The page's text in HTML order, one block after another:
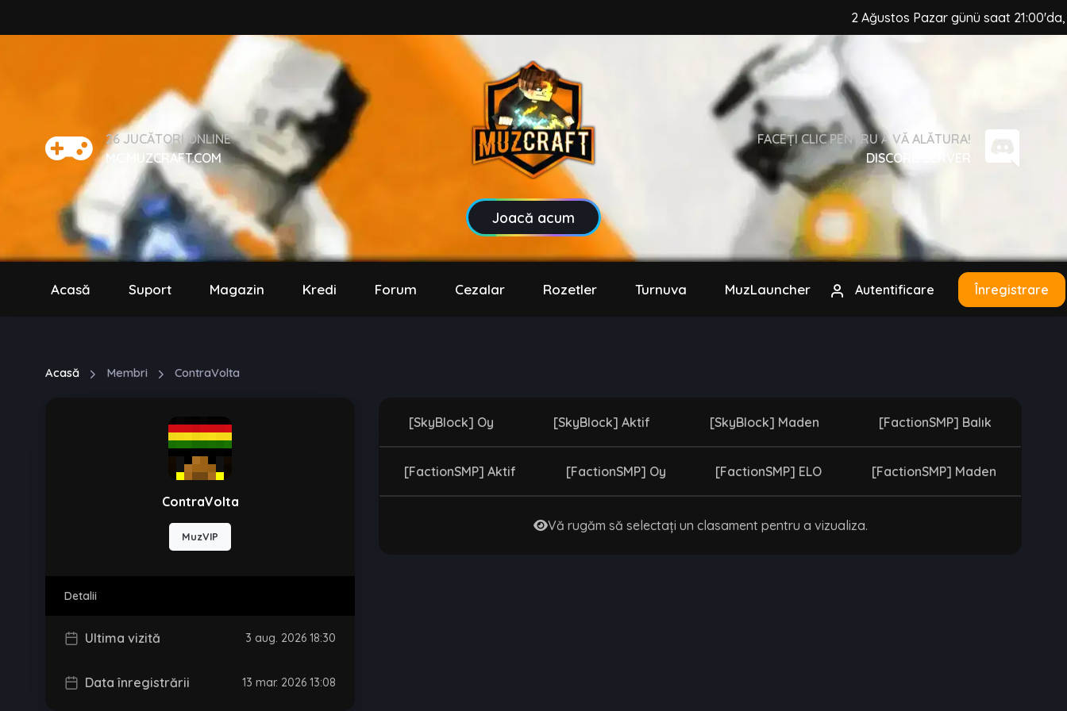
2 Ağustos Pazar günü saat 21:00'da,
26 JUCĂTORI ONLINE
MC.MUZCRAFT.COM
Joacă acum
FACEȚI CLIC PENTRU A VĂ ALĂTURA!
DISCORD SERVER
Autentificare Înregistrare
Acasă Suport Magazin Kredi Forum Cezalar Rozetler Turnuva MuzLauncher
Acasă Membri ContraVolta
ContraVolta
MuzVIP
Detalii
Ultima vizită 3 aug. 2026 18:30
Data înregistrării 13 mar. 2026 13:08
[SkyBlock] Oy [SkyBlock] Aktif [SkyBlock] Maden [FactionSMP] Balık
[FactionSMP] Aktif [FactionSMP] Oy [FactionSMP] ELO [FactionSMP] Maden
Vă rugăm să selectați un clasament pentru a vizualiza.